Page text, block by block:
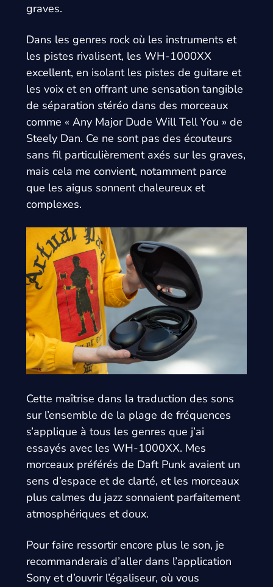
graves.
Dans les genres rock où les instruments et
les pistes rivalisent, les WH-1000XX
excellent, en isolant les pistes de guitare et
les voix et en offrant une sensation tangible
de séparation stéréo dans des morceaux
comme « Any Major Dude Will Tell You » de
Steely Dan. Ce ne sont pas des écouteurs
sans fil particulièrement axés sur les graves,
mais cela me convient, notamment parce
que les aigus sonnent chaleureux et
complexes.
Cette maîtrise dans la traduction des sons
sur l’ensemble de la plage de fréquences
s’applique à tous les genres que j’ai
essayés avec les WH-1000XX. Mes
morceaux préférés de Daft Punk avaient un
sens d’espace et de clarté, et les morceaux
plus calmes du jazz sonnaient parfaitement
atmosphériques et doux.
Pour faire ressortir encore plus le son, je
recommanderais d’aller dans l’application
Sony et d’ouvrir l’égaliseur, où vous